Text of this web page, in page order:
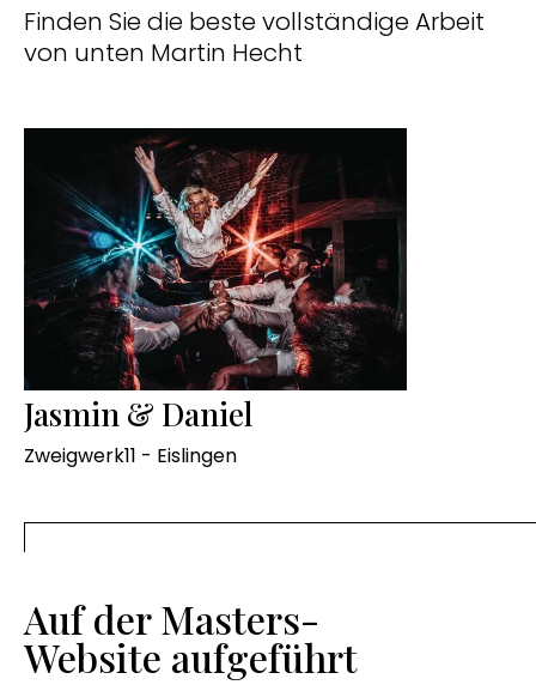
Finden Sie die beste vollständige Arbeit
von unten Martin Hecht
Jasmin & Daniel
Zweigwerk11 - Eislingen
Auf der Masters-
Website aufgeführt